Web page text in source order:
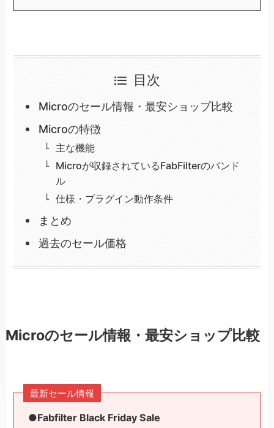
目次
Microのセール情報・最安ショップ比較
Microの特徴
主な機能
Microが収録されているFabFilterのバンド
ル
仕様・プラグイン動作条件
まとめ
過去のセール価格
Microのセール情報・最安ショップ比較
最新セール情報
●Fabfilter Black Friday Sale